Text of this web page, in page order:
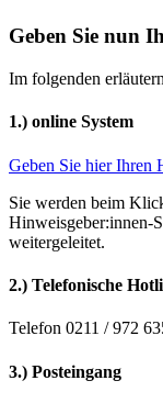
Geben Sie nun
Im folgenden
1.) online System
Geben Sie hier Ihren
Sie werden beim
Hinweisgeber:innen-
weitergeleitet.
2.) Telefonische
Telefon 0211 / 972
3.) Posteingang